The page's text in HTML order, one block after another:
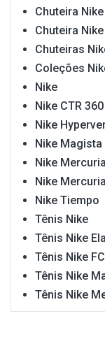
Chuteira
Chuteira
Chuteiras
Coleções
Nike
Nike CTR 360
Nike
Nike Magista
Nike
Nike
Nike Tiempo
Tênis Nike
Tênis Nike
Tênis Nike
Tênis Nike
Tênis Nike